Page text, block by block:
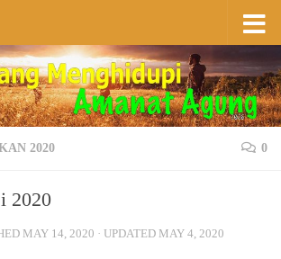
2020 0
2020
MAY 14, 2020 · UPDATED MAY 4, 2020